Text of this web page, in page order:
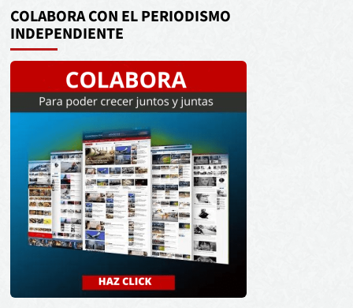
COLABORA CON EL PERIODISMO
INDEPENDIENTE